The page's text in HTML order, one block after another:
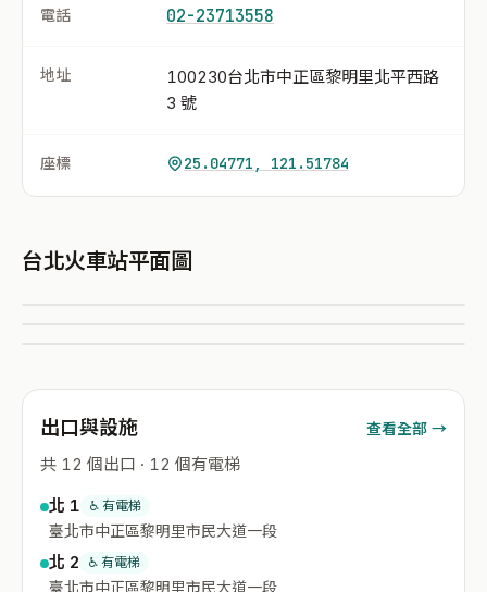
電話 02-23713558
地址
100230台北市中正區黎明里北平西路
3 號
座標 25.04771, 121.51784
台北火車站平面圖